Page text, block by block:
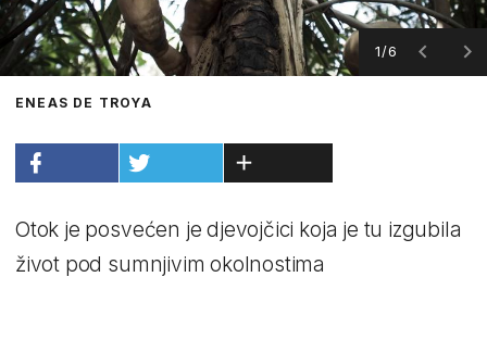
1/6
ENEAS DE TROYA
Otok je posvećen je djevojčici koja je tu izgubila
život pod sumnjivim okolnostima